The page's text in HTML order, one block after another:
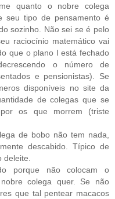
quanto o nobre colega
seu tipo de pensamento é
sozinho. Não sei se é pelo
raciocínio matemático vai
que o plano I está fechado
o número de
e pensionistas). Se
disponíveis no site da
de colegas que se
os que morrem (triste
de bobo não tem nada,
descabido. Típico de
porque não colocam o
colega quer. Se não
que tal pentear macacos